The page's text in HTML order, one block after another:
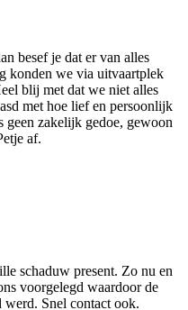
besef je dat er van alles
konden we via uitvaartplek
blij met dat we niet alles
met hoe lief en persoonlijk
geen zakelijk gedoe, gewoon
af.
schaduw present. Zo nu en
voorgelegd waardoor de
werd. Snel contact ook.